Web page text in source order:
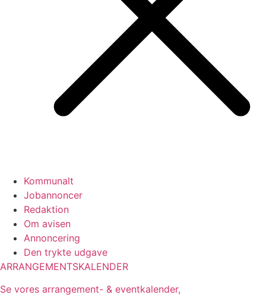
Kommunalt
Jobannoncer
Redaktion
Om avisen
Annoncering
Den trykte udgave
ARRANGEMENTSKALENDER
Se vores arrangement- & eventkalender,